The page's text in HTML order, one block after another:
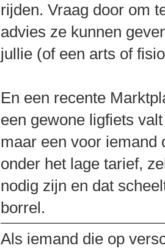
rijden. Vraag door om
advies ze kunnen
jullie (of een arts of
En een recente
een gewone ligfiets
maar een voor iemand
onder het lage tarief,
nodig zijn en dat
borrel.
Als iemand die op